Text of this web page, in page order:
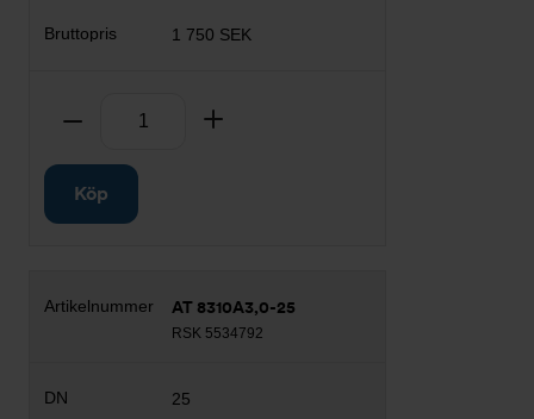
1 750 SEK
Ta bort
Köp
AT 8310A3,0-25
RSK 5534792
25